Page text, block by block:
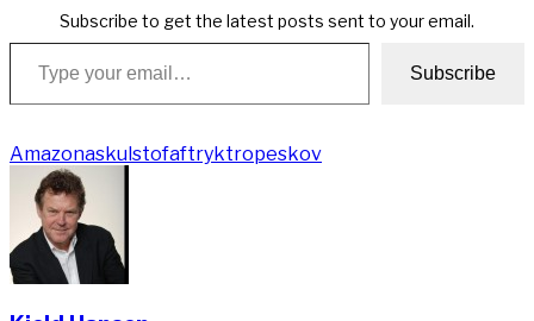
Subscribe to get the latest posts sent to your email.
Type your email…
Subscribe
Amazonaskulstofaftryktropeskov